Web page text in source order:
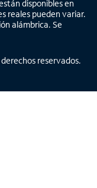
disponibles en
reales pueden variar.
alámbrica. Se
reservados.